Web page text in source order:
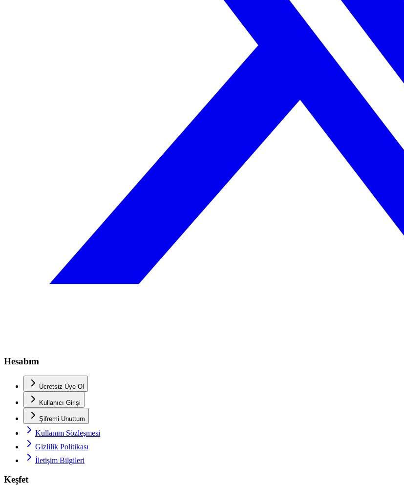
Hesabım
Ücretsiz Üye Ol
Kullanıcı Girişi
Şifremi Unuttum
Kullanım Sözleşmesi
Gizlilik Politikası
İletişim Bilgileri
Keşfet